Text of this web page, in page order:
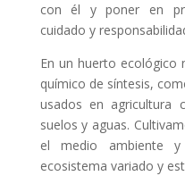
con él y poner en
cuidado y
En un huerto ecológico
químico de síntesis,
usados en agricultura
suelos y aguas.
el medio ambiente
ecosistema variado y